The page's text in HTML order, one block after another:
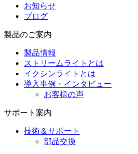
お知らせ
ブログ
製品のご案内
製品情報
ストリームライトとは
イクシンライトとは
導入事例・インタビュー
お客様の声
サポート案内
技術＆サポート
部品交換